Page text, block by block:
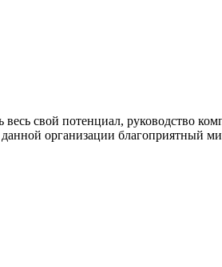
весь свой потенциал, руководство
организации